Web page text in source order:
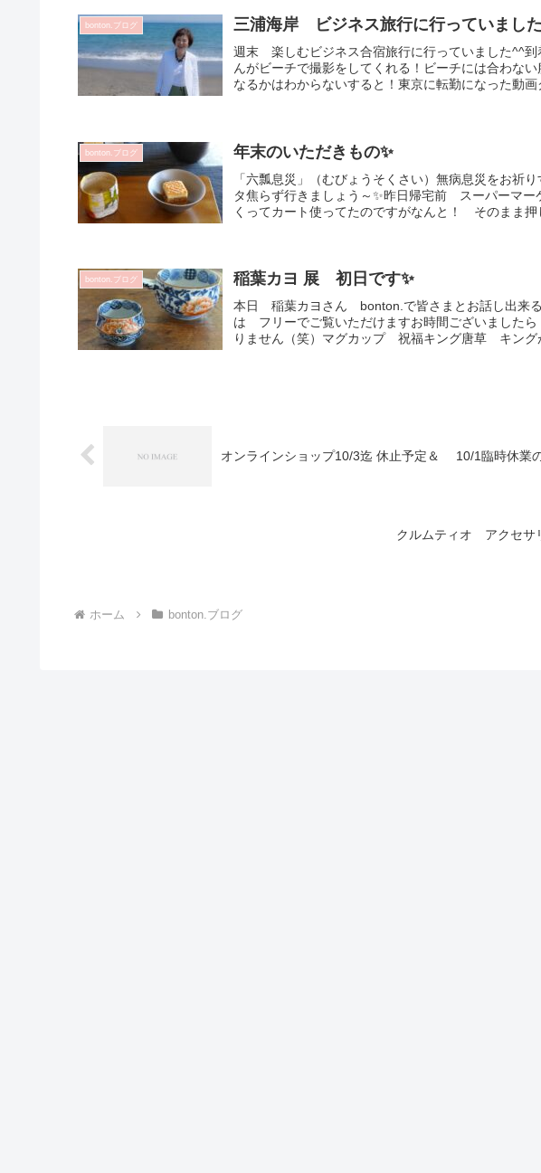
bonton.ブログ 三浦海岸 ビジネス旅行に行っていまし
週末 楽しむビジネス合宿旅行に行っていました^^
んがビーチで撮影をしてくれる！ビーチには合わな
なるかはわからないすると！東京に転勤になった動
bonton.ブログ 年末のいただきもの✨
「六瓢息災」（むびょうそくさい）無病息災をお祈
タ焦らず行きましょう～✨昨日帰宅前 スーパーマー
くってカート使ってたのですがなんと！ そのまま押
bonton.ブログ 稲葉カヨ 展 初日です✨
本日 稲葉カヨさん bonton.で皆さまとお話し出来
は フリーでご覧いただけますお時間ございました
りません（笑）マグカップ 祝福キング唐草 キング
オンラインショップ10/3迄 休止予定＆ 10/1臨時休業
クルムティオ アクセサ
ホーム bonton.ブログ